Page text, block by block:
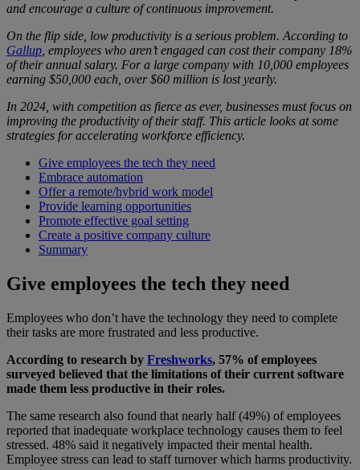
and encourage a culture of continuous improvement.
On the flip side, low productivity is a serious problem. According to
Gallup , employees who aren’t engaged can cost their company 18%
of their annual salary. For a large company with 10,000 employees
earning $50,000 each, over $60 million is lost yearly.
In 2024, with competition as fierce as ever, businesses must focus on
improving the productivity of their staff. This article looks at some
strategies for accelerating workforce efficiency.
Give employees the tech they need
Embrace automation
Offer a remote/hybrid work model
Provide learning opportunities
Promote effective goal setting
Create a positive company culture
Summary
Give employees the tech they need
Employees who don’t have the technology they need to complete
their tasks are more frustrated and less productive.
According to research by Freshworks, 57% of employees
surveyed believed that the limitations of their current software
made them less productive in their roles.
The same research also found that nearly half (49%) of employees
reported that inadequate workplace technology causes them to feel
stressed. 48% said it negatively impacted their mental health.
Employee stress can lead to staff turnover which harms productivity.